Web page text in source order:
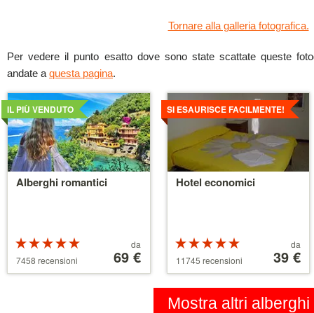
Tornare alla galleria fotografica.
Per vedere il punto esatto dove sono state scattate queste
andate a questa pagina.
Alberghi romantici
IL PIÙ VENDUTO
Valutazione:
7458 recensioni partire
da
da
69 €
Dettagli
Hotel economici
SI ESAURISCE FACILMENTE!
Valutazione:
11745 recensioni partire
da
110 €
da
39 €
Dettagli
Mostra altri alberghi